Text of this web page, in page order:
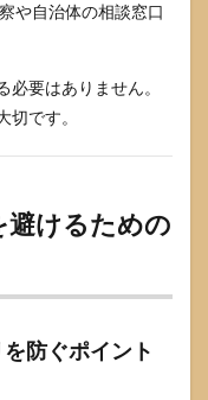
や自治体の相談窓口
必要はありません。
です。
けるための
防ぐポイント